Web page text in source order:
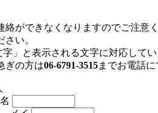
ができなくなりますのでご注意く
い。
」と表示される文字に対応してい
ぎの方は06-6791-3515までお電話に